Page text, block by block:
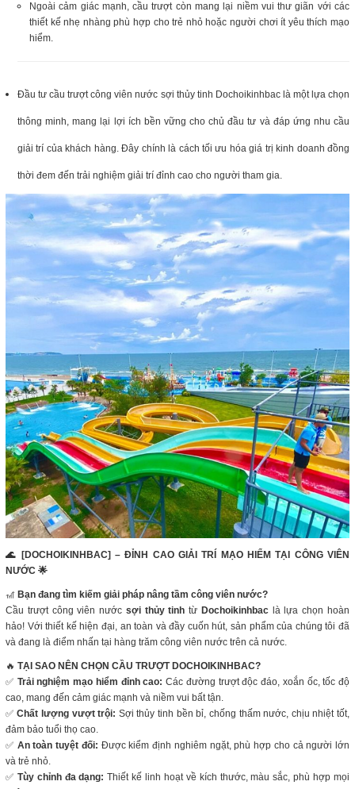
Ngoài cảm giác mạnh, cầu trượt còn mang lại niềm vui thư giãn với các
thiết kế nhẹ nhàng phù hợp cho trẻ nhỏ hoặc người chơi ít yêu thích mạo
hiểm.
Đầu tư cầu trượt công viên nước sợi thủy tinh Dochoikinhbac là một lựa chọn
thông minh, mang lại lợi ích bền vững cho chủ đầu tư và đáp ứng nhu cầu
giải trí của khách hàng. Đây chính là cách tối ưu hóa giá trị kinh doanh đồng
thời đem đến trải nghiệm giải trí đỉnh cao cho người tham gia.
🌊 [DOCHOIKINHBAC] – ĐỈNH CAO GIẢI TRÍ MẠO HIỂM TẠI CÔNG VIÊN
NƯỚC 🌟
🎢 Bạn đang tìm kiếm giải pháp nâng tầm công viên nước?
Cầu trượt công viên nước sợi thủy tinh từ Dochoikinhbaclà lựa chọn hoàn
hảo! Với thiết kế hiện đại, an toàn và đầy cuốn hút, sản phẩm của chúng tôi đã
và đang là điểm nhấn tại hàng trăm công viên nước trên cả nước.
🔥 TẠI SAO NÊN CHỌN CẦU TRƯỢT DOCHOIKINHBAC?
✅ Trải nghiệm mạo hiểm đỉnh cao: Các đường trượt độc đáo, xoắn ốc, tốc độ
cao, mang đến cảm giác mạnh và niềm vui bất tận.
✅Chất lượng vượt trội: Sợi thủy tinh bền bỉ, chống thấm nước, chịu nhiệt tốt,
đảm bảo tuổi thọ cao.
✅ An toàn tuyệt đối: Được kiểm định nghiêm ngặt, phù hợp cho cả người lớn
và trẻ nhỏ.
✅ Tùy chỉnh đa dạng: Thiết kế linh hoạt về kích thước, màu sắc, phù hợp mọi